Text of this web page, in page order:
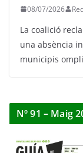
08/07/2026
La coalició
una absència
municipis
Nº 91 – Maig